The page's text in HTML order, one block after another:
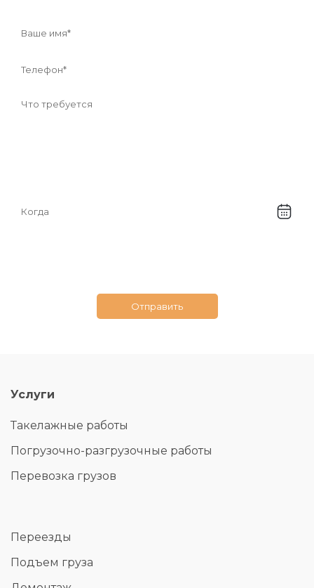
Отправить
Услуги
Такелажные работы
Погрузочно-разгрузочные работы
Перевозка грузов
Переезды
Подъем груза